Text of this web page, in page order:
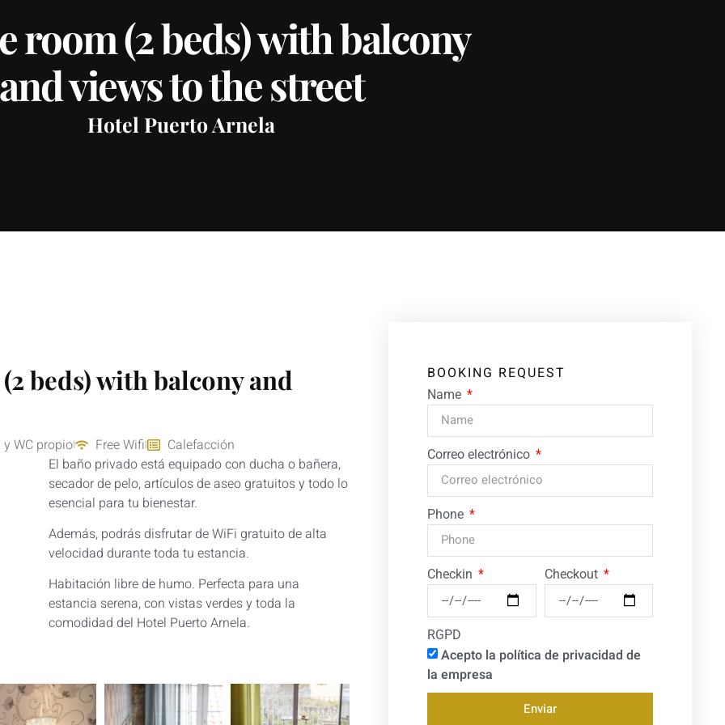
room (2 beds) with balcony
and views to the street
Hotel Puerto Arnela
beds) with balcony and
WC propio Free Wifi
Calefacción
El baño privado está equipado con ducha o bañera,
secador de pelo, artículos de aseo gratuitos y todo lo
esencial para tu bienestar.
Además, podrás disfrutar de WiFi gratuito de alta
velocidad durante toda tu estancia.
Habitación libre de humo. Perfecta para una
estancia serena, con vistas verdes y toda la
comodidad del Hotel Puerto Arnela.
BOOKING REQUEST
Name
Correo electrónico
Phone
Checkin Checkout
RGPD
Acepto la política de privacidad de
la empresa
Enviar